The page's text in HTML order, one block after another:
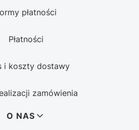
płatności
Płatności
i koszty dostawy
zamówienia
O NAS